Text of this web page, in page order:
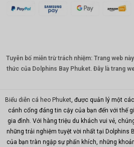
CAD
Nhân
dân tệ
MYR
PHP
Hồng
Tuyên bố miễn trừ trách nhiệm: Trang web
thức của Dolphins Bay Phuket. Đây là trang
Biểu diễn cá heo Phuket , được quản lý một
cánh cổng đáng tin cậy của bạn đến với thế
gia đình. Với hàng triệu du khách vui vẻ,
những trải nghiệm tuyệt vời nhất tại Dolphins
của bạn tràn ngập sự phấn khích, những